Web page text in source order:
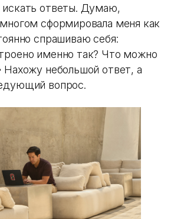
искать ответы. Думаю,
сформировала меня как
спрашиваю себя:
именно так? Что можно
Нахожу небольшой ответ, а
вопрос.